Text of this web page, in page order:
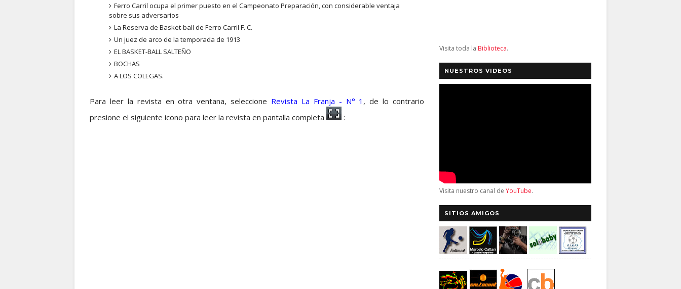
Ferro Carril ocupa el primer puesto en el Campeonato Preparación, con considerable ventaja
sobre sus adversarios
La Reserva de Basket-ball de Ferro Carril F. C.
Un juez de arco de la temporada de 1913
EL BASKET-BALL SALTEÑO
BOCHAS
A LOS COLEGAS.
Para leer la revista en otra ventana, seleccione Revista La Franja - N° 1 , de lo contrario
presione el siguiente icono para leer la revista en pantalla completa
:
Visita toda la Biblioteca.
NUESTROS VIDEOS
Visita nuestro canal de YouTube.
SITIOS AMIGOS